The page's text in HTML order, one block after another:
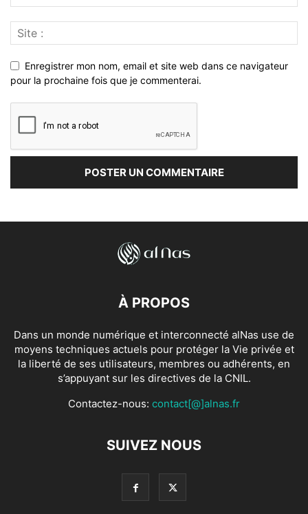
Enregistrer mon nom, email et site web dans ce navigateur
pour la prochaine fois que je commenterai.
À PROPOS
Dans un monde numérique et interconnecté alNas use de
moyens techniques actuels pour protéger la Vie privée et
la liberté de ses utilisateurs, membres ou adhérents, en
s’appuyant sur les directives de la CNIL.
Contactez-nous: contact[@]alnas.fr
SUIVEZ NOUS